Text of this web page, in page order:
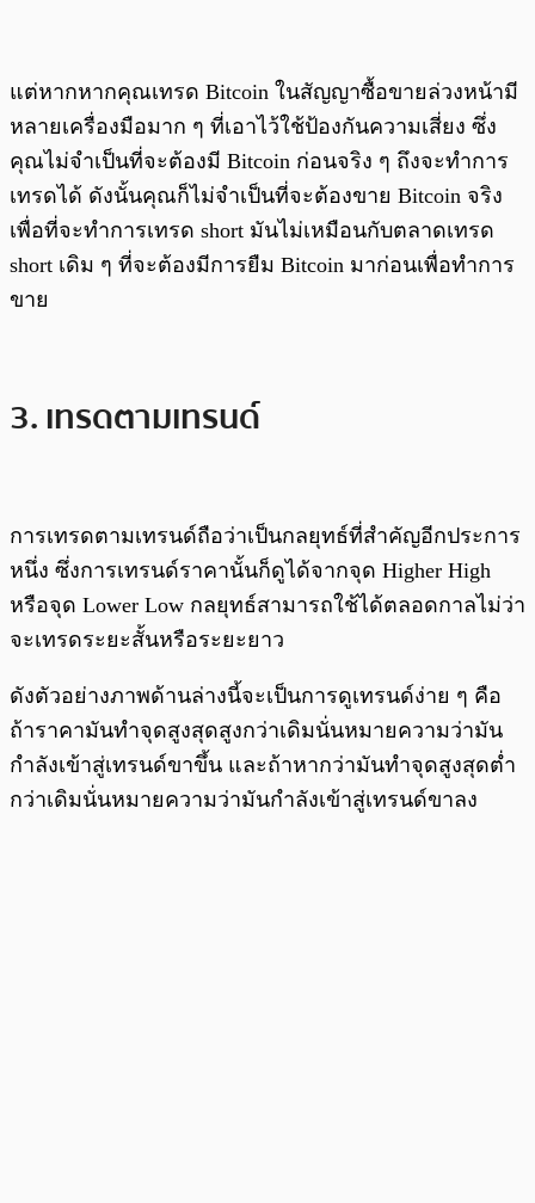
แต่หากหากคุณเทรด Bitcoin ในสัญญาซื้อขายล่วงหน้ามี
หลายเครื่องมือมาก ๆ ที่เอาไว้ใช้ป้องกันความเสี่ยง ซึ่ง
คุณไม่จำเป็นที่จะต้องมี Bitcoin ก่อนจริง ๆ ถึงจะทำการ
เทรดได้ ดังนั้นคุณก็ไม่จำเป็นที่จะต้องขาย Bitcoin จริง
เพื่อที่จะทำการเทรด short มันไม่เหมือนกับตลาดเทรด
short เดิม ๆ ที่จะต้องมีการยืม Bitcoin มาก่อนเพื่อทำการ
ขาย
3. เทรดตามเทรนด์
การเทรดตามเทรนด์ถือว่าเป็นกลยุทธ์ที่สำคัญอีกประการ
หนึ่ง ซึ่งการเทรนด์ราคานั้นก็ดูได้จากจุด Higher High
หรือจุด Lower Low กลยุทธ์สามารถใช้ได้ตลอดกาลไม่ว่า
จะเทรดระยะสั้นหรือระยะยาว
ดังตัวอย่างภาพด้านล่างนี้จะเป็นการดูเทรนด์ง่าย ๆ คือ
ถ้าราคามันทำจุดสูงสุดสูงกว่าเดิมนั่นหมายความว่ามัน
กำลังเข้าสู่เทรนด์ขาขึ้น และถ้าหากว่ามันทำจุดสูงสุดต่ำ
กว่าเดิมนั่นหมายความว่ามันกำลังเข้าสู่เทรนด์ขาลง